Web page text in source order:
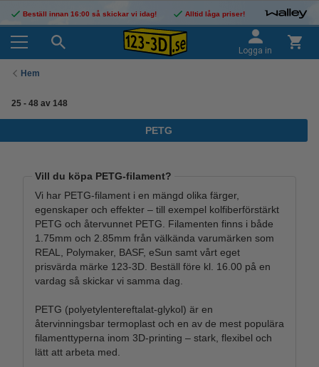
Beställ innan 16:00 så skickar vi idag! Alltid låga priser!
Logga in
Hem
25 - 48 av 148
PETG
Vill du köpa PETG-filament?
Vi har PETG-filament i en mängd olika färger,
egenskaper och effekter – till exempel kolfiberförstärkt
PETG och återvunnet PETG. Filamenten finns i både
1.75mm och 2.85mm från välkända varumärken som
REAL, Polymaker, BASF, eSun samt vårt eget
prisvärda märke 123-3D. Beställ före kl. 16.00 på en
vardag så skickar vi samma dag.
PETG (polyetylentereftalat-glykol) är en
återvinningsbar termoplast och en av de mest populära
filamenttyperna inom 3D-printing – stark, flexibel och
lätt att arbeta med.